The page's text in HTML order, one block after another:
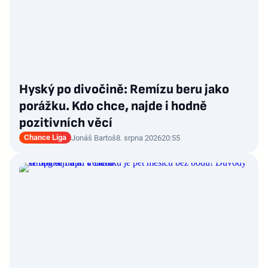
Hyský po divočině: Remízu beru jako
porážku. Kdo chce, najde i hodně
pozitivních věcí
Chance Liga Jonáš Bartoš8. srpna 202620:55